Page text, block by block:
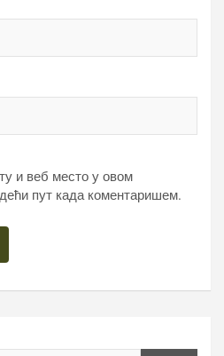
и веб место у овом
пут када коментаришем.